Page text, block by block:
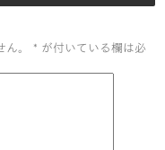
。
* が付いている欄は必